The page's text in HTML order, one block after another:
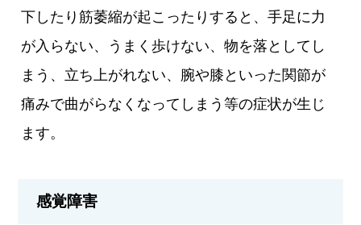
下したり筋萎縮が起こったりすると、手足に力
が入らない、うまく歩けない、物を落としてし
まう、立ち上がれない、腕や膝といった関節が
痛みで曲がらなくなってしまう等の症状が生じ
ます。
感覚障害